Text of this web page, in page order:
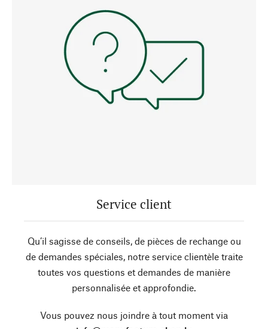
Service client
Qu’il sagisse de conseils, de pièces de rechange ou
de demandes spéciales, notre service clientèle traite
toutes vos questions et demandes de manière
personnalisée et approfondie.
Vous pouvez nous joindre à tout moment via